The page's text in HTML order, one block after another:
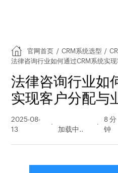
官网首页 / CRM系统选型 /
法律咨询行业如何通过CRM系统实
法律咨询行业如
实现客户分配与
2025-08-
13
量
8 分
钟